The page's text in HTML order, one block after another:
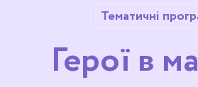
Тематичні
Герої в